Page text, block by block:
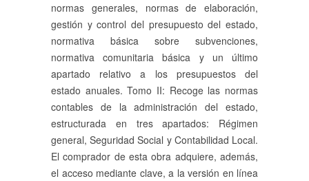
normas generales, normas de elaboración,
gestión y control del presupuesto del estado,
normativa básica sobre subvenciones,
normativa comunitaria básica y un último
apartado relativo a los presupuestos del
estado anuales. Tomo II: Recoge las normas
contables de la administración del estado,
estructurada en tres apartados: Régimen
general, Seguridad Social y Contabilidad Local.
El comprador de esta obra adquiere, además,
el acceso mediante clave, a la versión en línea